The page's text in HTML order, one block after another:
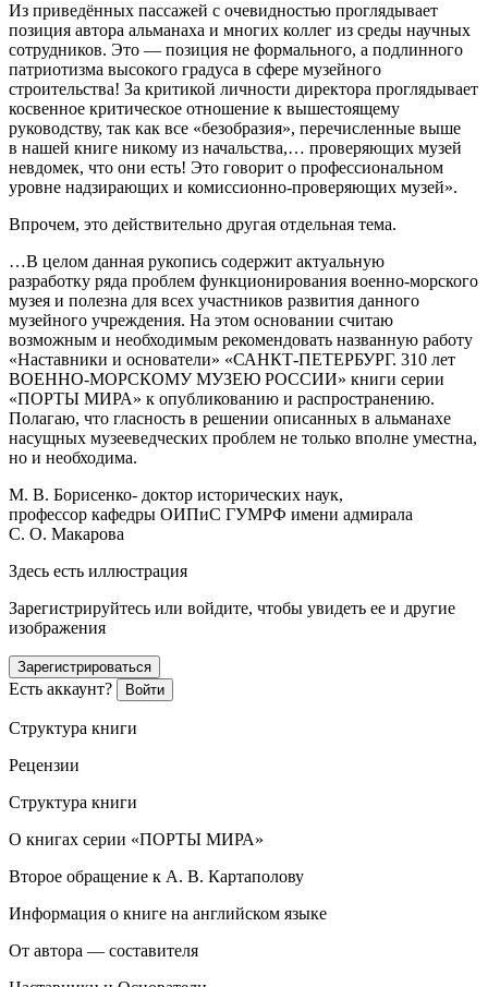
Из приведённых пассажей с очевидностью проглядывает
позиция автора альманаха и многих коллег из среды научных
сотрудников. Это — позиция не формального, а подлинного
патриотизма высокого градуса в сфере музейного
строительства! За критикой личности директора проглядывает
косвенное критическое отношение к вышестоящему
руководству, так как все «безобразия», перечисленные выше
в нашей книге никому из начальства,… проверяющих музей
невдомек, что они есть! Это говорит о профессиональном
уровне надзирающих и комиссионно-проверяющих музей».
Впрочем, это действительно другая отдельная тема.
…В целом данная рукопись содержит актуальную
разработку ряда проблем функционирования военно-морского
музея и полезна для всех участников развития данного
музейного учреждения. На этом основании считаю
возможным и необходимым рекомендовать названную работу
«Наставники и основатели» «САНКТ-ПЕТЕРБУРГ. 310 лет
ВОЕННО-МОРСКОМУ МУЗЕЮ РОССИИ» книги серии
«ПОРТЫ МИРА» к опубликованию и распространению.
Полагаю, что гласность в решении описанных в альманахе
насущных музееведческих проблем не только вполне уместна,
но и необходима.
М. В. Борисенко- доктор исторических наук,
профессор кафедры ОИПиС ГУМРФ имени адмирала
С. О. Макарова
Здесь есть иллюстрация
Зарегистрируйтесь или войдите, чтобы увидеть ее и другие
изображения
Зарегистрироваться
Есть аккаунт? Войти
Структура книги
Рецензии
Структура книги
О книгах серии «ПОРТЫ МИРА»
Второе обращение к А. В. Картаполову
Информация о книге на английском языке
От автора — составителя